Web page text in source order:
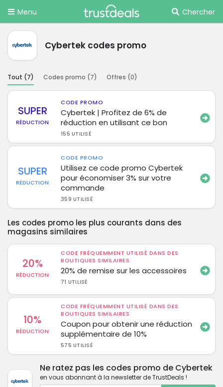
Menu Chercher
Cybertek codes promo
Tout (7) Codes promo (7) Offres (0)
SUPER
RÉDUCTION
CODE PROMO
Cybertek | Profitez de 6% de
réduction en utilisant ce bon
155 UTILISÉ
SUPER
RÉDUCTION
CODE PROMO
Utilisez ce code promo Cybertek
pour économiser 3% sur votre
commande
359 UTILISÉ
Les codes promo les plus courants dans des
magasins similaires
20%
RÉDUCTION
CODE FRÉQUEMMENT UTILISÉ DANS DES
BOUTIQUES SIMILAIRES
20% de remise sur les accessoires
71 UTILISÉ
10%
RÉDUCTION
CODE FRÉQUEMMENT UTILISÉ DANS DES
BOUTIQUES SIMILAIRES
Coupon pour obtenir une réduction
supplémentaire de 10%
575 UTILISÉ
Ne ratez pas les codes promo de Cybertek
en vous abonnant à la newsletter de TrustDeals !